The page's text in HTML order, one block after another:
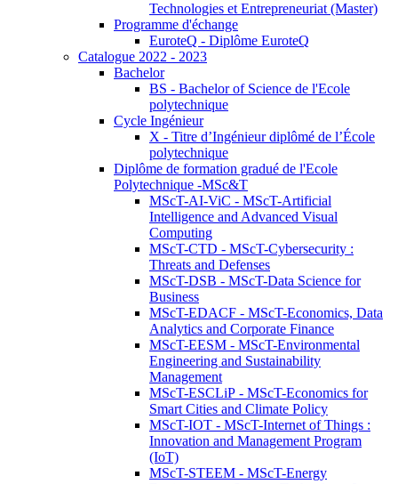
Technologies et Entrepreneuriat (Master)
Programme d'échange
EuroteQ - Diplôme EuroteQ
Catalogue 2022 - 2023
Bachelor
BS - Bachelor of Science de l'Ecole
polytechnique
Cycle Ingénieur
X - Titre d’Ingénieur diplômé de l’École
polytechnique
Diplôme de formation gradué de l'Ecole
Polytechnique -MSc&T
MScT-AI-ViC - MScT-Artificial
Intelligence and Advanced Visual
Computing
MScT-CTD - MScT-Cybersecurity :
Threats and Defenses
MScT-DSB - MScT-Data Science for
Business
MScT-EDACF - MScT-Economics, Data
Analytics and Corporate Finance
MScT-EESM - MScT-Environmental
Engineering and Sustainability
Management
MScT-ESCLiP - MScT-Economics for
Smart Cities and Climate Policy
MScT-IOT - MScT-Internet of Things :
Innovation and Management Program
(IoT)
MScT-STEEM - MScT-Energy